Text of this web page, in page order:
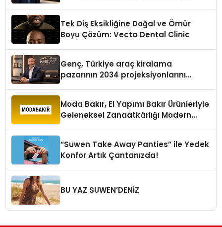
Tek Diş Eksikliğine Doğal ve Ömür
Boyu Çözüm: Vecta Dental Clinic
Genç, Türkiye araç kiralama
pazarının 2034 projeksiyonlarını
Moda Bakır, El Yapımı Bakır Ürünleriyle
Geleneksel Zanaatkârlığı Modern
“Suwen Take Away Panties” ile Yedek
Konfor Artık Çantanızda!
BU YAZ SUWEN’DENİZ